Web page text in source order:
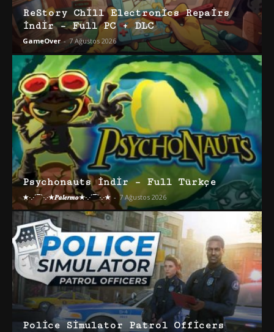
ReStory Chill Electronics Repairs
İndir – Full PC + DLC
GameOver - 7 Ağustos 2026
Psychonauts İndir – Full Türkçe
★·.·´¯`·.·★𝑷𝒂𝒍𝒆𝒓𝒎𝒐★·.·´¯`·.·★ - 7 Ağustos 2026
Police Simulator Patrol Officers